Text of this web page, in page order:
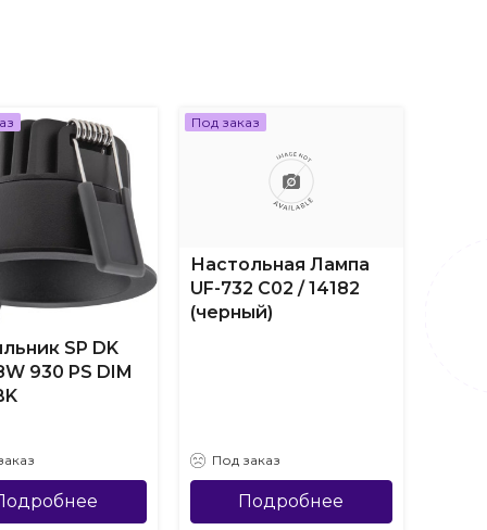
SP DK
930 PS DIM
Под заказ
Настольная Лампа
UF-732 C02 / 14182
(черный)
Под заказ
Подробнее